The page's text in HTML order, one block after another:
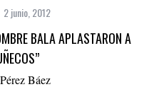
2 junio, 2012
BALA APLASTARON A
Báez